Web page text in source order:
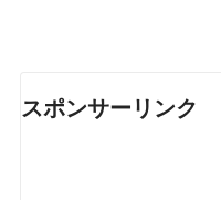
スポンサーリンク